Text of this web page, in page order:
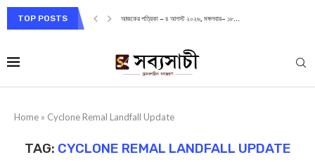
TOP POSTS আজকের পত্রিকা – ৪ আগস্ট ২০২৬, মঙ্গলবার– ১৮...
Home » Cyclone Remal Landfall Update
TAG: CYCLONE REMAL LANDFALL UPDATE